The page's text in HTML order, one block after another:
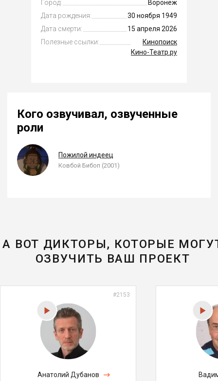
Город:
Воронеж
Дата рождения:
30 ноября 1949
Дата смерти:
15 апреля 2026
Полезные ссылки:
Кинопоиск
Кино-Театр.ру
Кого озвучивал, озвученные
роли
Пожилой индеец
Ковбой Бибоп (2001)
А ВОТ ДИКТОРЫ, КОТОРЫЕ
ОЗВУЧИТЬ ВАШ ПРОЕКТ
#2153
Анатолий Дубанов